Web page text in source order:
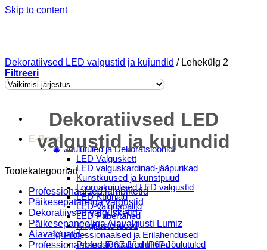
Skip to content
E-Pood
🎄 Jõulutuled ja Dekoratsioonid
LED Valguskett
LED valguskardinad-jääpurikad
Kunstkuused ja kunstpuud
Loomakujulised LED valgustid
LED Küünlad
LED Valguspallid
LED Pabertähed
Kingituste ideed
💡 Professionaalsed ja Erilahendused
Professionaalsed IP67 Jõulutuled
Dekoratiivsed LED valgustid ja kujundid /Lehekülg 2
Filtreeri
Dekoratiivsed LED
valgustid ja kujundid
Tootekategooriad
Professionaalsed lambiketid
Päikesepatareiga valgustid
Dekoratiivsed valgusketid
Päikesepaneeliga Aiavalgusti Lumiz
Aiavalgustid
Professionaalsed IP67 Jõulutuled